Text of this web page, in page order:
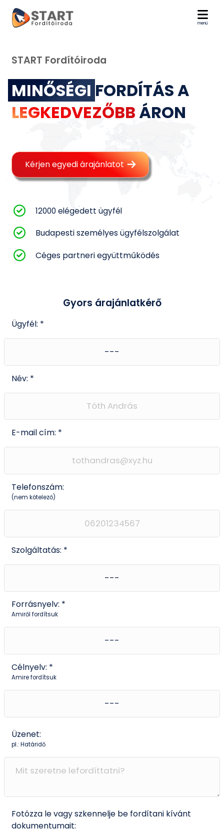
menü
START Fordítóiroda
MINŐSÉGI FORDÍTÁS A
LEGKEDVEZŐBBÁRON
Kérjen egyedi árajánlatot
12000 elégedett ügyfél
Budapesti személyes ügyfélszolgálat
Céges partneri együttműködés
Gyors árajánlatkérő
Ügyfél: *
Név: *
E-mail cím: *
Telefonszám:
(nem kötelező)
Szolgáltatás: *
Forrásnyelv: *
Amiről fordítsuk
Célnyelv: *
Amire fordítsuk
Üzenet:
pl.: Határidő
Fotózza le vagy szkennelje be fordítani kívánt
dokumentumait: